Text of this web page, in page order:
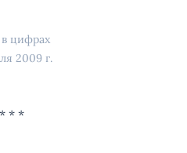
в цифрах
2009 г.